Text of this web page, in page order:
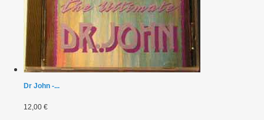
Dr John -...
12,00 €